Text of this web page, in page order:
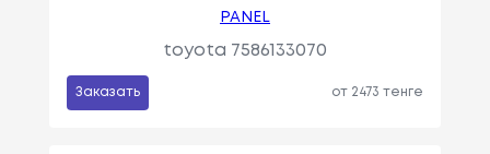
PANEL
toyota 7586133070
Заказать от 2473 тенге